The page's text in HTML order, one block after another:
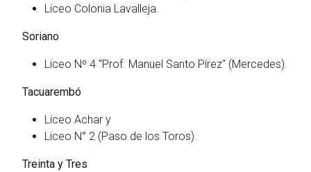
Liceo Colonia Lavalleja.
Soriano
Liceo Nº 4 "Prof. Manuel Santo Pírez" (Mercedes).
Tacuarembó
Liceo Achar y
Liceo N° 2 (Paso de los Toros).
Treinta y Tres